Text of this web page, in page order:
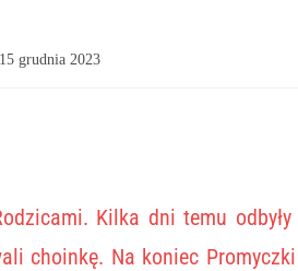
15 grudnia 2023
Kilka dni temu
choinkę. Na koniec